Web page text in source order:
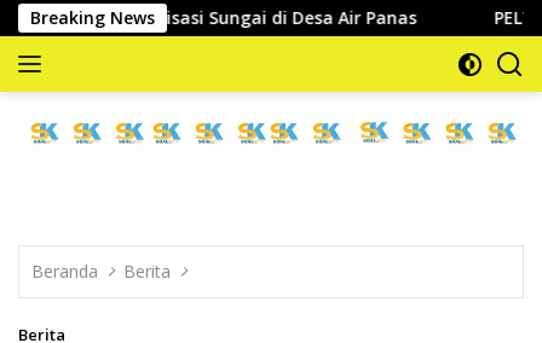
Langsung
ke
konten
Breaking NewsSungai di Desa Air Panas PELTI Parigi
mengabarkan
Beranda Berita
Berita